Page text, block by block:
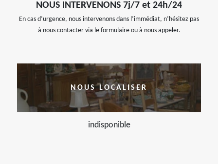
NOUS INTERVENONS 7j/7 et 24h/24
En cas d’urgence, nous intervenons dans l’immédiat, n’hésitez pas
à nous contacter via le formulaire ou à nous appeler.
NOUS LOCALISER
indisponible